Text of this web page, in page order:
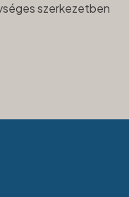
szerkezetben